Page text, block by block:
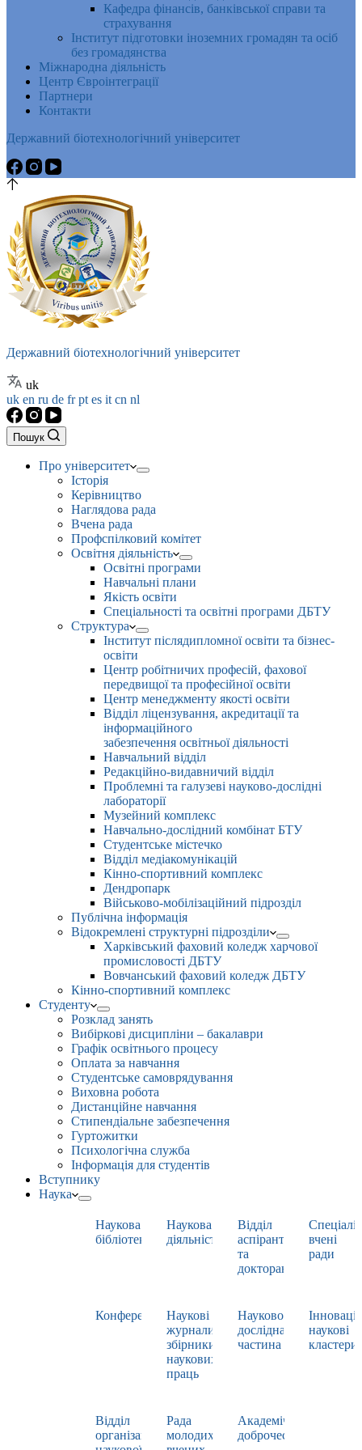
Кафедра фінансів, банківської справи та
страхування
Інститут підготовки іноземних громадян та осіб
без громадянства
Міжнародна діяльність
Центр Євроінтеграції
Партнери
Контакти
Державний біотехнологічний університет
Державний біотехнологічний університет
uk
uk en ru de frpt es it cn nl
Пошук
Про університет
Історія
Керівництво
Наглядова рада
Вчена рада
Профспілковий комітет
Освітня діяльність
Освітні програми
Навчальні плани
Якість освіти
Спеціальності та освітні програми ДБТУ
Структура
Інститут післядипломної освіти та бізнес-
освіти
Центр робітничих професій, фахової
передвищої та професійної освіти
Центр менеджменту якості освіти
Відділ ліцензування, акредитації та
інформаційного
забезпечення освітньої діяльності
Навчальний відділ
Редакційно-видавничий відділ
Проблемні та галузеві науково-дослідні
лабораторії
Музейний комплекс
Навчально-дослідний комбінат БТУ
Студентське містечко
Відділ медіакомунікацій
Кінно-спортивний комплекс
Дендропарк
Військово-мобілізаційний підрозділ
Публічна інформація
Відокремлені структурні підрозділи
Харківський фаховий коледж харчової
промисловості ДБТУ
Вовчанський фаховий коледж ДБТУ
Кінно-спортивний комплекс
Студенту
Розклад занять
Вибіркові дисципліни – бакалаври
Графік освітнього процесу
Оплата за навчання
Студентське самоврядування
Виховна робота
Дистанційне навчання
Стипендіальне забезпечення
Гуртожитки
Психологічна служба
Інформація для студентів
Вступнику
Наука
Наукова
бібліотека
Наукова
діяльність
Відділ
аспірантури
та
докторантури
вчені
ради
Конференції
Наукові
журнали,
збірники
наукових
праць
Науково-
дослідна
частина
наукові
кластери
Відділ
організації
Рада
молодих
Академічна
доброчесність